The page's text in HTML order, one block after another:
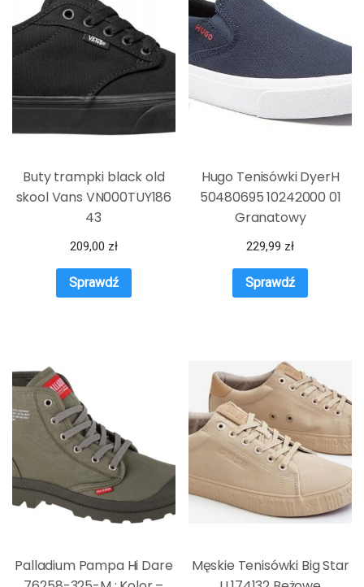
Buty trampki black old
skool Vans VN000TUY186
43
209,00 zł
Sprawdź
Hugo Tenisówki DyerH
50480695 10242000 01
Granatowy
229,99 zł
Sprawdź
Palladium Pampa Hi Dare
Męskie Tenisówki Big Star